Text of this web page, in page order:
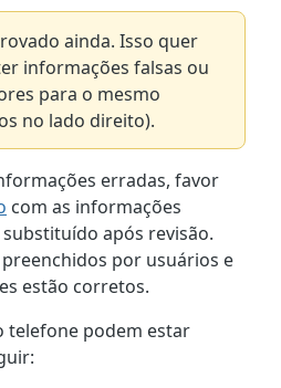
ainda. Isso quer
informações falsas ou
para o mesmo
no lado direito).
erradas, favor
com as informações
após revisão.
por usuários e
estão corretos.
telefone podem estar